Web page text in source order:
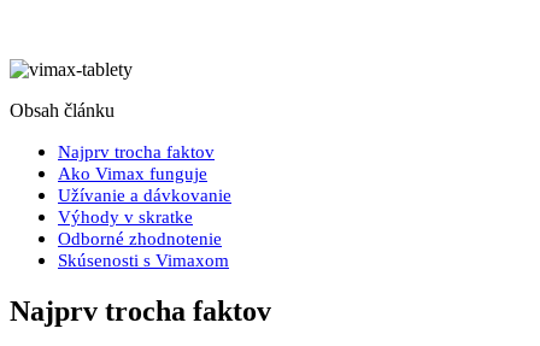
Obsah článku
Najprv trocha faktov
Ako Vimax funguje
Užívanie a dávkovanie
Výhody v skratke
Odborné zhodnotenie
Skúsenosti s Vimaxom
Najprv trocha faktov